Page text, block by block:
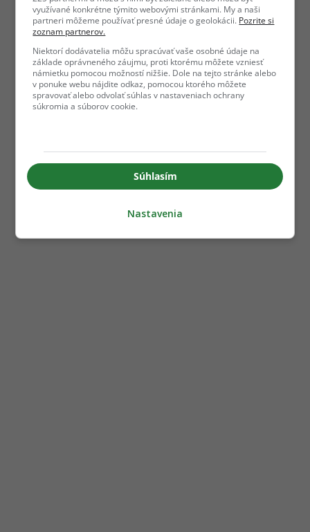
využívané konkrétne týmito webovými stránkami. My a naši
partneri môžeme používať presné údaje o geolokácii. Pozrite si
zoznam partnerov.
Niektorí dodávatelia môžu spracúvať vaše osobné údaje na
základe oprávneného záujmu, proti ktorému môžete vzniesť
námietku pomocou možností nižšie. Dole na tejto stránke alebo
v ponuke webu nájdite odkaz, pomocou ktorého môžete
spravovať alebo odvolať súhlas v nastaveniach ochrany
súkromia a súborov cookie.
Súhlasím
Nastavenia